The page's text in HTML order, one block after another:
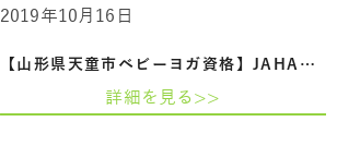
【山形県天童市ベビーヨガ資格】JAHA認定…
2019年10月16日
詳細を見る>>